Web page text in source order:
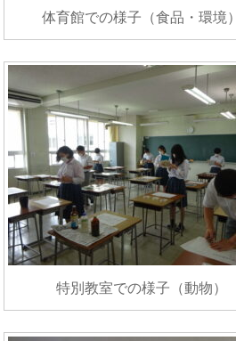
体育館での様子（食品・環境）
特別教室での様子（動物）